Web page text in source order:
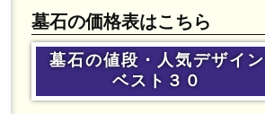
墓石の価格表はこちら
墓石の値段・人気デザイン
ベスト３０